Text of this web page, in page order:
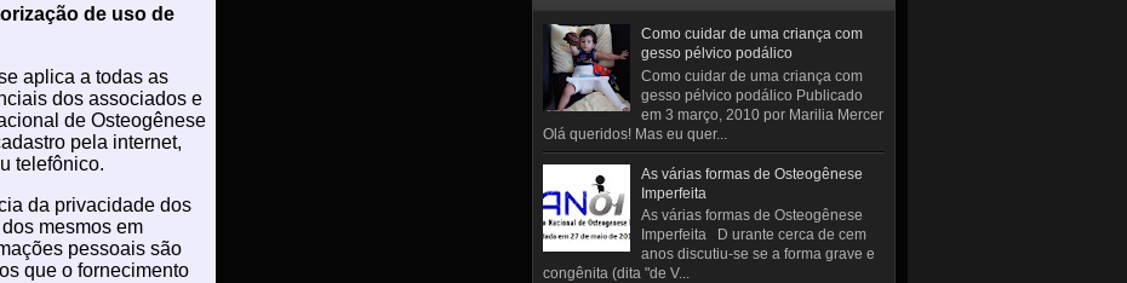
Como cuidar de uma criança com
gesso pélvico podálico
Como cuidar de uma criança com
gesso pélvico podálico Publicado
em 3 março, 2010 por Marilia Mercer
Olá queridos! Mas eu quer...
As várias formas de Osteogênese
Imperfeita
As várias formas de Osteogênese
Imperfeita D urante cerca de cem
anos discutiu-se se a forma grave e
congênita (dita "de V...